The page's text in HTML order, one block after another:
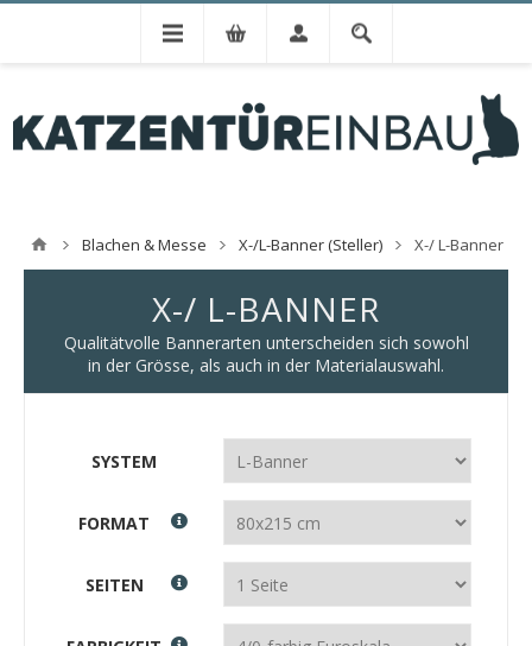
Blachen & Messe X-/L-Banner (Steller) X-/ L-Banner
X-/ L-BANNER
Qualitätvolle Bannerarten unterscheiden sich sowohl
in der Grösse, als auch in der Materialauswahl.
SYSTEM
FORMAT
SEITEN